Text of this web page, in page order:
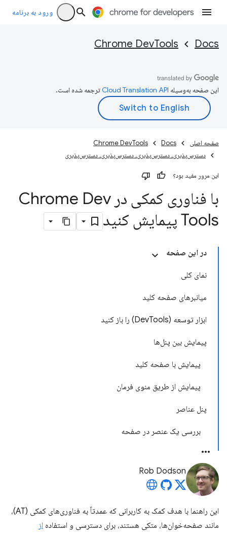
ورود به برنامه
Docs
Chrome DevTools
این صفحه به‌وسیله ترجمه شده است.
صفحه اصلی Docs
Chrome DevTools
دسترس‌پذیری، دسترس‌پذیری، دسترس‌پذیری، دسترس‌پذیری
این مرور مفید بود؟
با فناوری کمکی در Chrome Dev
Tools پیمایش کنید
در این صفحه
نمای کلی
میانبرهای صفحه کلید
ابزار توسعه (DevTools) را باز کنید
پیمایش بین پنل‌ها
پیمایش با صفحه کلید
پیمایش از طریق منوی فرمان
پنل عناصر
بررسی یک عنصر در صفحه
Rob Dodson
این راهنما با هدف کمک به کاربرانی که عمدتاً به فناوری‌های کمکی (AT)،
مانند صفحه‌خوان‌ها، متکی هستند، برای دسترسی و استفاده از